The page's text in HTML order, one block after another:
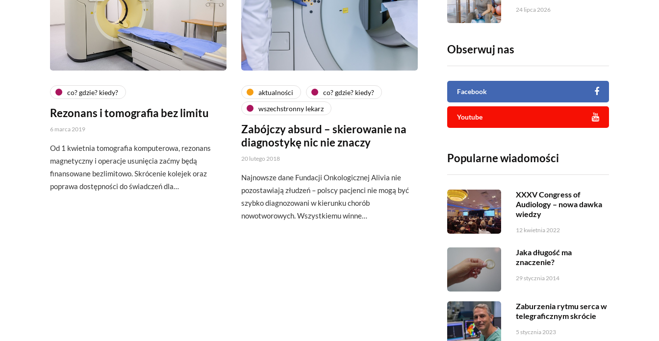
co? gdzie? kiedy?
Rezonans i tomografia bez limitu
6 marca 2019
Od 1 kwietnia tomografia komputerowa, rezonans
magnetyczny i operacje usunięcia zaćmy będą
finansowane bezlimitowo. Skrócenie kolejek oraz
poprawa dostępności do świadczeń dla…
aktualności
co? gdzie? kiedy?
wszechstronny lekarz
Zabójczy absurd – skierowanie na
diagnostykę nic nie znaczy
20 lutego 2018
Najnowsze dane Fundacji Onkologicznej Alivia nie
pozostawiają złudzeń – polscy pacjenci nie mogą być
szybko diagnozowani w kierunku chorób
nowotworowych. Wszystkiemu winne…
24 lipca 2026
Obserwuj nas
Facebook
Youtube
Popularne wiadomości
XXXV Congress of
Audiology – nowa dawka
wiedzy
12 kwietnia 2022
Jaka długość ma
znaczenie?
29 stycznia 2014
Zaburzenia rytmu serca w
telegraficznym skrócie
5 stycznia 2023